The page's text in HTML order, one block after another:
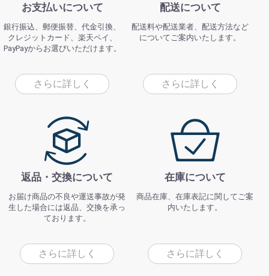
お支払いについて
銀行振込、郵便振替、代金引換、
クレジットカード、楽天ペイ、
PayPayからお選びいただけます。
さらに詳しく
配送について
配送料や配送業者、配送方法など
についてご案内いたします。
さらに詳しく
返品・交換について
お届け商品の不良や運送事故が発
生した場合には返品、交換を承っ
ております。
さらに詳しく
在庫について
商品在庫、在庫表記に関してご案
内いたします。
さらに詳しく